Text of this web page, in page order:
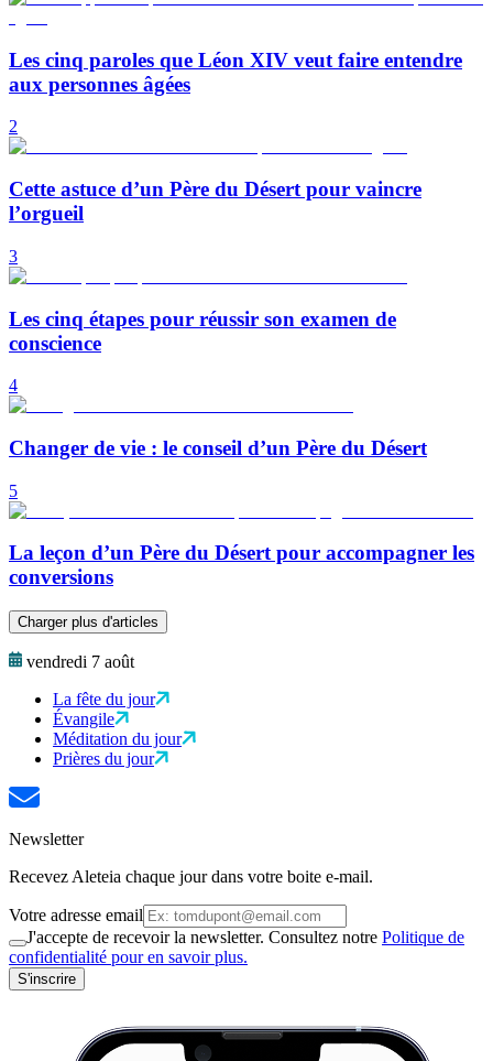
Les cinq paroles que Léon XIV veut faire entendre
aux personnes âgées
2
Cette astuce d’un Père du Désert pour vaincre
l’orgueil
3
Les cinq étapes pour réussir son examen de
conscience
4
Changer de vie : le conseil d’un Père du Désert
5
La leçon d’un Père du Désert pour accompagner les
conversions
Charger plus d'articles
vendredi 7 août
La fête du jour
Évangile
Méditation du jour
Prières du jour
Newsletter
Recevez Aleteia chaque jour dans votre boite e-mail.
Votre adresse email
J'accepte de recevoir la newsletter. Consultez notre Politique de
confidentialité pour en savoir plus.
S'inscrire